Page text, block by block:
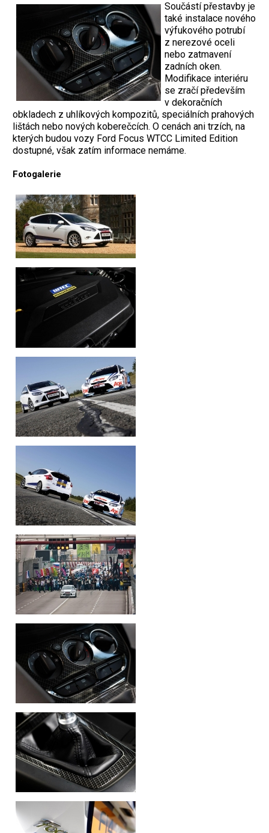
Součástí přestavby je
také instalace nového
výfukového potrubí
z nerezové oceli
nebo zatmavení
zadních oken.
Modifikace interiéru
se zračí především
v dekoračních
obkladech z uhlíkových kompozitů, speciálních prahových
lištách nebo nových koberečcích. O cenách ani trzích, na
kterých budou vozy Ford Focus WTCC Limited Edition
dostupné, však zatím informace nemáme.
Fotogalerie